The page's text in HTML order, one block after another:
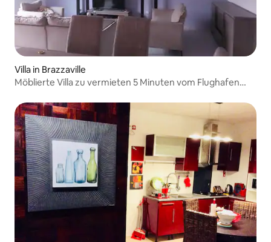
Villa in Brazzaville
Möblierte Villa zu vermieten 5 Minuten vom Flughafen